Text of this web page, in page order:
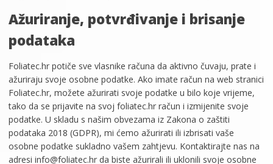
Ažuriranje, potvrđivanje i brisanje
podataka
Foliatec.hr potiče sve vlasnike računa da aktivno čuvaju, prate i
ažuriraju svoje osobne podatke. Ako imate račun na web stranici
Foliatec.hr, možete ažurirati svoje podatke u bilo koje vrijeme,
tako da se prijavite na svoj foliatec.hr račun i izmijenite svoje
podatke. U skladu s našim obvezama iz Zakona o zaštiti
podataka 2018 (GDPR), mi ćemo ažurirati ili izbrisati vaše
osobne podatke sukladno vašem zahtjevu. Kontaktirajte nas na
adresi info@foliatec.hr da biste ažurirali ili uklonili svoje osobne